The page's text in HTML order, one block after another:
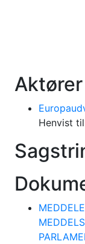
Aktører
Henvist til